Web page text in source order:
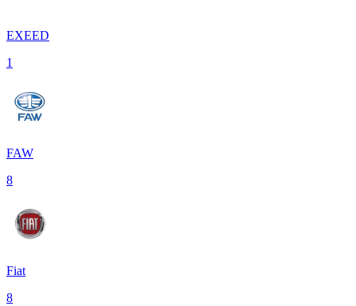
EXEED
1
FAW
8
Fiat
8